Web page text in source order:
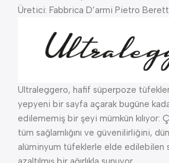
Üretici: Fabbrica D’armi Pietro
Ultraleggero, hafif süperpoze
yepyeni bir sayfa açarak bugüne
edilememiş bir şeyi mümkün kılıyor:
tüm sağlamlığını ve güvenilirliğini,
alüminyum tüfeklerle elde edilebilen